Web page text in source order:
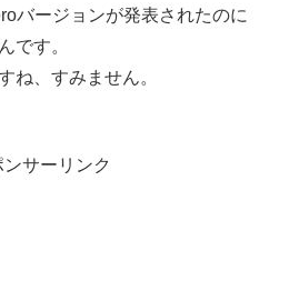
バージョンが発表されたのに
です。
ね、すみません。
ンサーリンク